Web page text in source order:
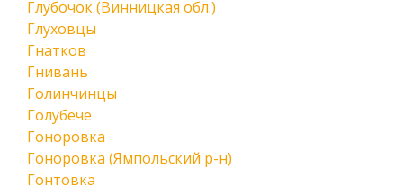
Глубочок (Винницкая обл.)
Глуховцы
Гнатков
Гнивань
Голинчинцы
Голубече
Гоноровка
Гоноровка (Ямпольский р-н)
Гонтовка